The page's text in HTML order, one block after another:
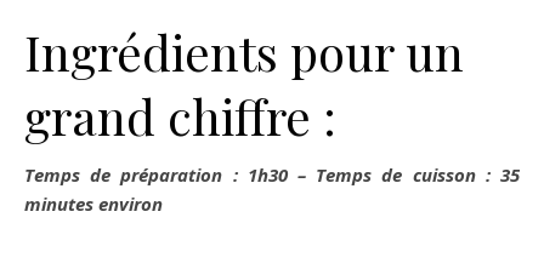
Ingrédients pour un
grand chiffre :
Temps de préparation : 1h30 – Temps de cuisson : 35
minutes environ